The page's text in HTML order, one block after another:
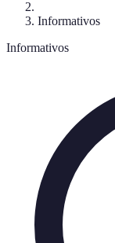
Informativos
Informativos